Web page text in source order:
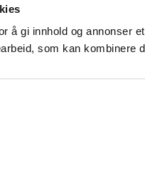
å gi innhold og annonser
som kan